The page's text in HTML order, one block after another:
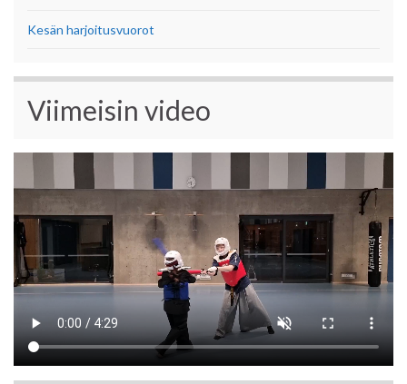
Kesän harjoitusvuorot
Viimeisin video